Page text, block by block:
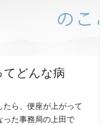
てどんな病
ら、便座が上がって
った事務局の上田で